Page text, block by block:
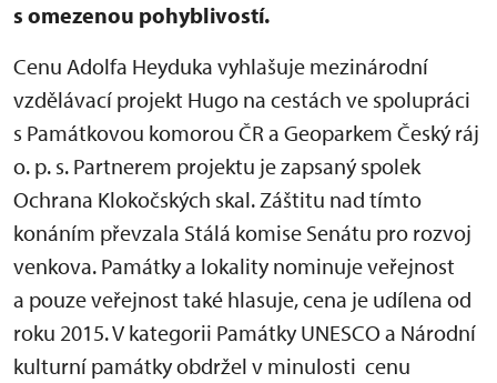
s omezenou pohyblivostí.
Cenu Adolfa Heyduka vyhlašuje mezinárodní
vzdělávací projekt Hugo na cestách ve spolupráci
s Památkovou komorou ČR a Geoparkem Český ráj
o. p. s. Partnerem projektu je zapsaný spolek
Ochrana Klokočských skal. Záštitu nad tímto
konáním převzala Stálá komise Senátu pro rozvoj
venkova. Památky a lokality nominuje veřejnost
a pouze veřejnost také hlasuje, cena je udílena od
roku 2015. V kategorii Památky UNESCO a Národní
kulturní památky obdržel v minulosti cenu